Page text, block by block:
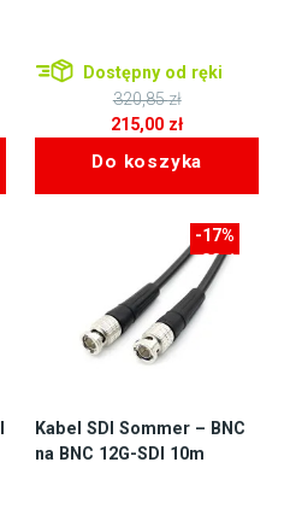
Dostępny od ręki
320,85zł
wynosiła:
320,85 zł.
215,00 zł
wynosi:
Do koszyka
-17%
-32zł
Kabel SDI Sommer – BNC
na BNC 12G-SDI 10m